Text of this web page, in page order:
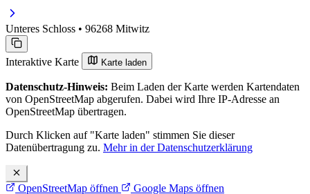
Unteres Schloss • 96268 Mitwitz
Interaktive Karte Karte laden
Datenschutz-Hinweis: Beim Laden der Karte werden Kartendaten
von OpenStreetMap abgerufen. Dabei wird Ihre IP-Adresse an
OpenStreetMap übertragen.
Durch Klicken auf "Karte laden" stimmen Sie dieser
Datenübertragung zu. Mehr in der Datenschutzerklärung
OpenStreetMap öffnen
Google Maps öffnen